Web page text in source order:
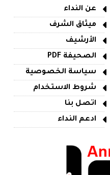
عن النداء
ميثاق الشرف
الأرشيف
الصحيفة PDF
سياسة الخصوصية
شروط الاستخدام
اتصل بنا
ادعم النداء